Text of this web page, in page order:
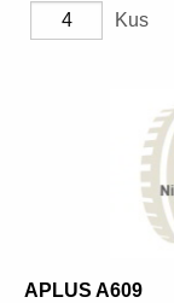
Kus
APLUS A609